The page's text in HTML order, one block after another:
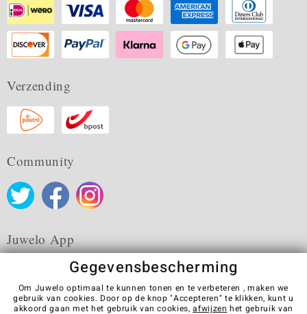
Verzending
Community
Juwelo App
Gegevensbescherming
Om Juwelo optimaal te kunnen tonen en te verbeteren , maken we
gebruik van cookies. Door op de knop "Accepteren" te klikken, kunt u
akkoord gaan met het gebruik van cookies,afwijzen het gebruik van